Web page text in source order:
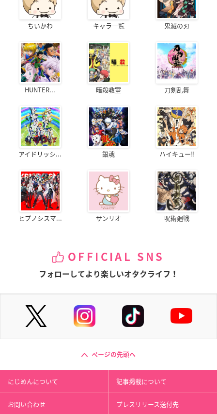
ちいかわ キャラ一覧 鬼滅の刃
HUNTER... 暗殺教室 刀剣乱舞
アイドリッシ... 銀魂 ハイキュー!!
ヒプノシスマ... サンリオ 呪術廻戦
OFFICIAL SNS
フォローしてより楽しいオタクライフ！
ページの先頭へ
にじめんについて 記事掲載について
お問い合わせ プレスリリース送付先